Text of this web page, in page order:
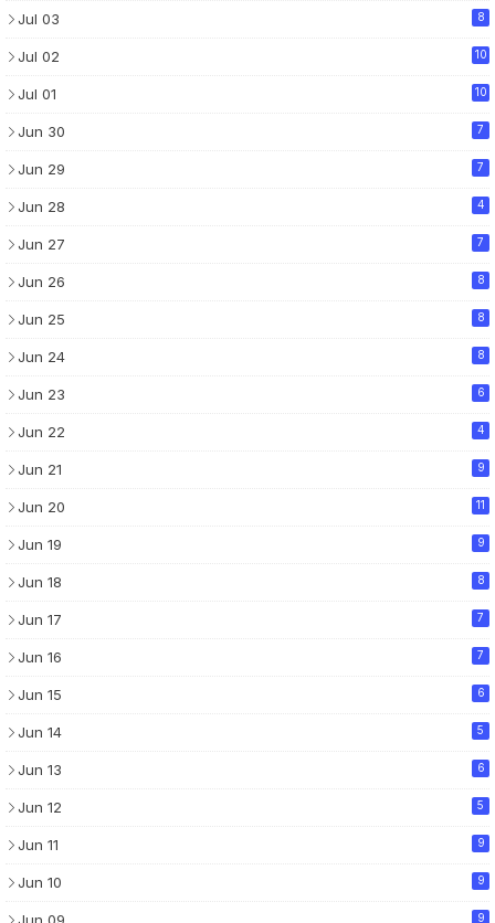
Jul 03 8
Jul 02 10
Jul 01 10
Jun 30 7
Jun 29 7
Jun 28 4
Jun 27 7
Jun 26 8
Jun 25 8
Jun 24 8
Jun 23 6
Jun 22 4
Jun 21 9
Jun 20 11
Jun 19 9
Jun 18 8
Jun 17 7
Jun 16 7
Jun 15 6
Jun 14 5
Jun 13 6
Jun 12 5
Jun 11 9
Jun 10 9
9